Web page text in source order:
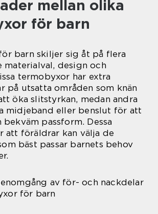
mellan olika
för barn
barn skiljer sig åt på flera
materialval, design och
termobyxor har extra
på utsatta områden som knän
öka slitstyrkan, medan andra
midjeband eller benslut för att
bekväm passform. Dessa
att föräldrar kan välja de
bäst passar barnets behov
av för- och nackdelar
för barn